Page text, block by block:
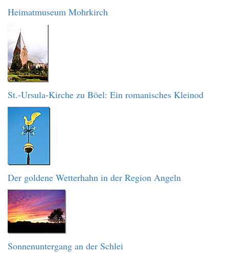
Heimatmuseum Mohrkirch
St.-Ursula-Kirche zu Böel: Ein romanisches Kleinod
Der goldene Wetterhahn in der Region Angeln
Sonnenuntergang an der Schlei